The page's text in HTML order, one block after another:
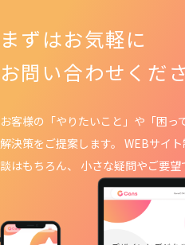
まずはお気軽に
お問い合わせくだ
お客様の「やりたいこと」や「困っ
解決策をご提案します。 WEBサイ
談はもちろん、 小さな疑問やご要望